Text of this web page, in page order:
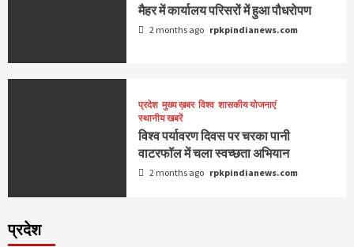
मैहर में कार्यालय परिसरों में हुआ पौधरोपण
2 months ago rpkpindianews.com
प्रदेश मुख्य ख़बर विश्व शासकीय योजनाएं
स्थानीय खबरें
विश्व पर्यावरण दिवस पर चरका पानी
वाटरफॉल में चला स्वच्छता अभियान
2 months ago rpkpindianews.com
प्रदेश